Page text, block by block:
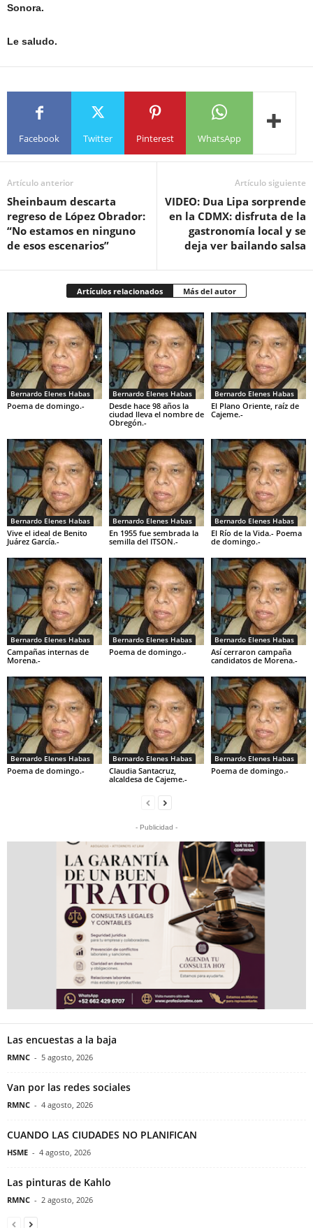
Sonora.
Le saludo.
Facebook Twitter Pinterest WhatsApp
Artículo anterior
Sheinbaum descarta
regreso de López Obrador:
“No estamos en ninguno
de esos escenarios”
Artículo siguiente
VIDEO: Dua Lipa sorprende
en la CDMX: disfruta de la
gastronomía local y se
deja ver bailando salsa
Artículos relacionados Más del autor
Bernardo Elenes Habas
Poema de domingo.-
Bernardo Elenes Habas
Desde hace 98 años la
ciudad lleva el nombre de
Obregón.-
Bernardo Elenes Habas
El Plano Oriente, raíz de
Cajeme.-
Bernardo Elenes Habas
Vive el ideal de Benito
Juárez García.-
Bernardo Elenes Habas
En 1955 fue sembrada la
semilla del ITSON.-
Bernardo Elenes Habas
El Río de la Vida.- Poema
de domingo.-
Bernardo Elenes Habas
Campañas internas de
Morena.-
Bernardo Elenes Habas
Poema de domingo.-
Bernardo Elenes Habas
Así cerraron campaña
candidatos de Morena.-
Bernardo Elenes Habas
Poema de domingo.-
Bernardo Elenes Habas
Claudia Santacruz,
alcaldesa de Cajeme.-
Bernardo Elenes Habas
Poema de domingo.-
- Publicidad -
Las encuestas a la baja
RMNC - 5 agosto, 2026
Van por las redes sociales
RMNC - 4 agosto, 2026
CUANDO LAS CIUDADES NO PLANIFICAN
HSME - 4 agosto, 2026
Las pinturas de Kahlo
RMNC - 2 agosto, 2026